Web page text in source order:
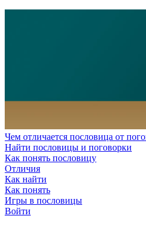
Чем отличается пословица от
Найти пословицы и поговорки
Как понять пословицу
Отличия
Как найти
Как понять
Игры в пословицы
Войти